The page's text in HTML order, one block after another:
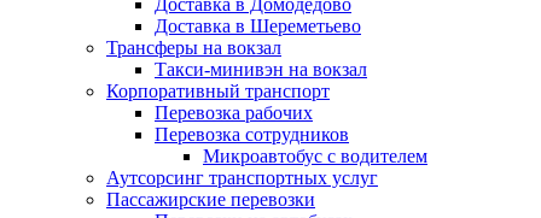
Доставка в Шереметьево
Трансферы на вокзал
Такси-минивэн на вокзал
Корпоративный транспорт
Перевозка рабочих
Перевозка сотрудников
Микроавтобус с водителем
Аутсорсинг транспортных услуг
Пассажирские перевозки